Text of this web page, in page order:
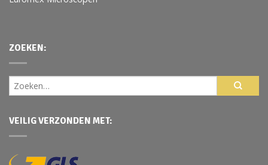
ZOEKEN:
VEILIG VERZONDEN MET: